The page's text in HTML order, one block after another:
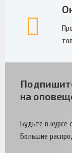
на
Будьте в курсе
Большие